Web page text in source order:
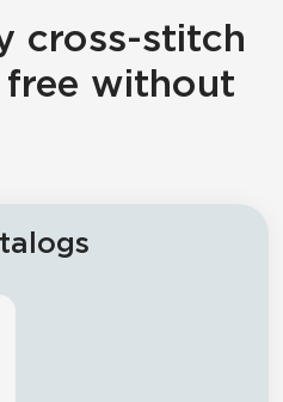
cross-stitch
without